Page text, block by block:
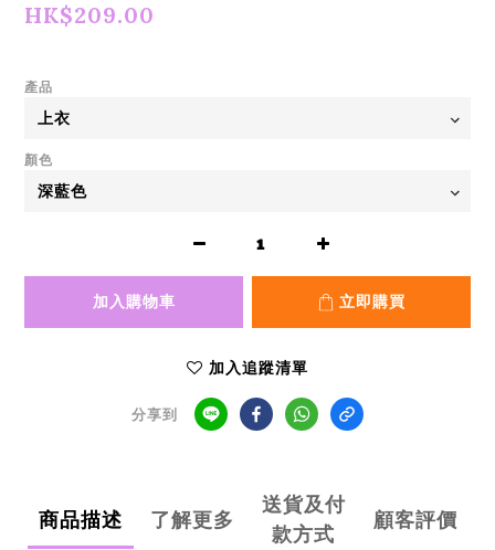
HK$209.00
產品
顏色
加入購物車 立即購買
加入追蹤清單
分享到
商品描述 了解更多
送貨及付
款方式
顧客評價